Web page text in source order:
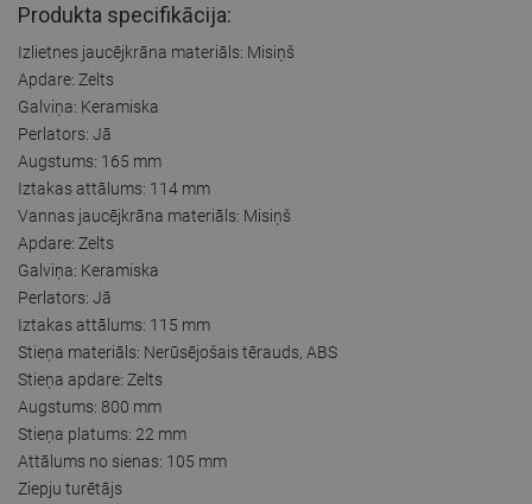
Produkta specifikācija:
Izlietnes jaucējkrāna materiāls: Misiņš
Apdare: Zelts
Galviņa: Keramiska
Perlators: Jā
Augstums: 165 mm
Iztakas attālums: 114 mm
Vannas jaucējkrāna materiāls: Misiņš
Apdare: Zelts
Galviņa: Keramiska
Perlators: Jā
Iztakas attālums: 115 mm
Stieņa materiāls: Nerūsējošais tērauds, ABS
Stieņa apdare: Zelts
Augstums: 800 mm
Stieņa platums: 22 mm
Attālums no sienas: 105 mm
Ziepju turētājs